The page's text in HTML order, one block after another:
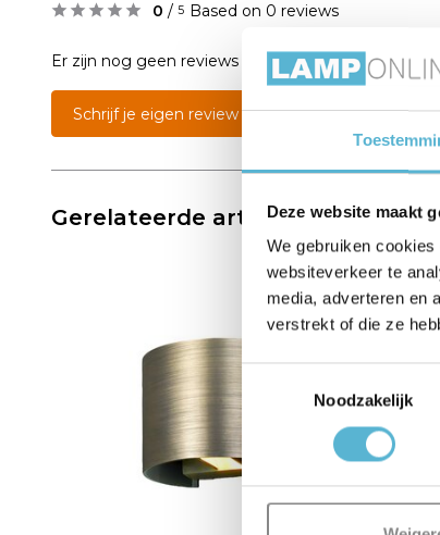
Deze website maakt
We gebruiken
websiteverkeer te
media, adverteren en
verstrekt of die ze
Noodzakelijk
0 / 5 Based on 0 reviews
Er zijn nog geen reviews geschreven over dit
Schrijf je eigen review
Gerelateerde artikelen: